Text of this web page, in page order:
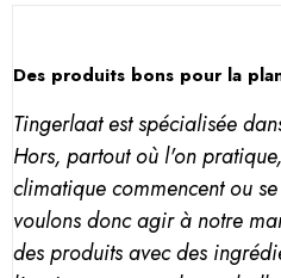
Des produits bons pour la
Tingerlaat est spécialisée
Hors, partout où l'on
climatique commencent ou
voulons donc agir à notre
des produits avec des